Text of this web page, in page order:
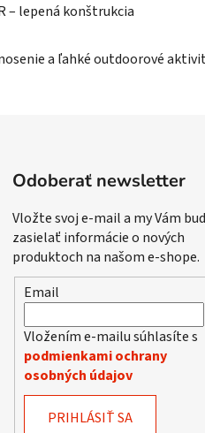
– lepená konštrukcia
a ľahké outdoorové
Odoberať newsletter
Vložte svoj e-mail a my Vám
zasielať informácie o nových
produktoch na našom e-shope.
Email
Vložením e-mailu súhlasíte s
podmienkami ochrany
osobných údajov
PRIHLÁSIŤ SA